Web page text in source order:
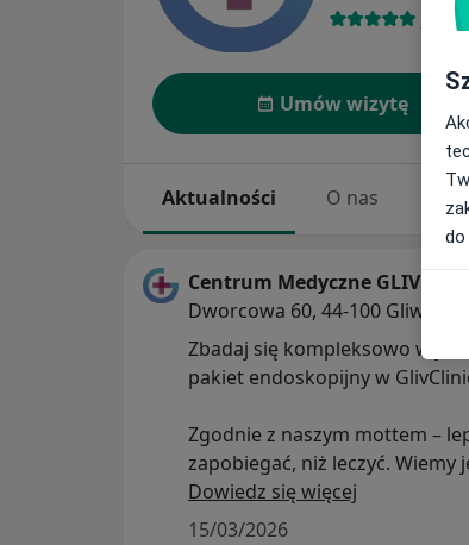
Umów wizytę
Aktualności O nas
Centrum Medyczne
Dworcowa 60, 44-100 Gliwice
Zbadaj się kompleksowo w
pakiet endoskopijny w
Zgodnie z naszym mottem –
zapobiegać, niż leczyć. Wiemy
badania układu pokarmowego
Dlatego w Gliwicach
Dowiedz się więcej
15/03/2026
do